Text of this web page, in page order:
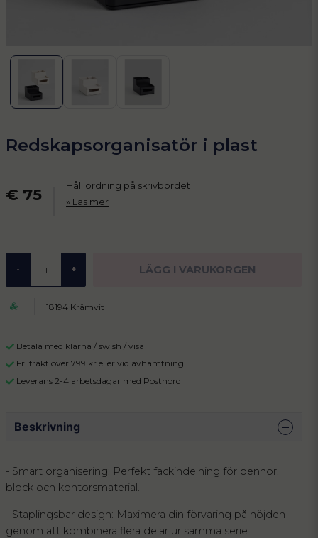
Redskapsorganisatör i plast
€ 75
Håll ordning på skrivbordet
Läs mer
- + LÄGG I VARUKORGEN
18194 Krämvit
Betala med klarna / swish / visa
Fri frakt över 799 kr eller vid avhämtning
Leverans 2-4 arbetsdagar med Postnord
Beskrivning
- Smart organisering: Perfekt fackindelning för pennor,
block och kontorsmaterial.
- Staplingsbar design: Maximera din förvaring på höjden
genom att kombinera flera delar ur samma serie.